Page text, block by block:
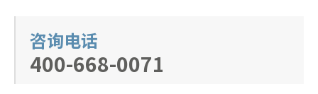
咨询电话
400-668-0071